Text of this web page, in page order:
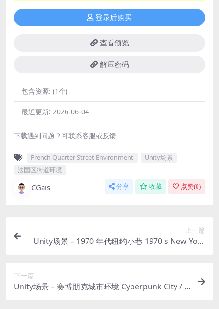
登录后购买
查看预览
解压密码
包含资源: (1个)
最近更新: 2026-06-04
下载遇到问题？可联系客服或反馈
French Quarter Street Environment
Unity场景
法国区街道环境
CGais 分享 收藏 点赞(0)
上一篇
Unity场景 – 1970 年代纽约小巷 1970 s New York
下一篇
Unity场景 – 赛博朋克城市环境 Cyberpunk City / R